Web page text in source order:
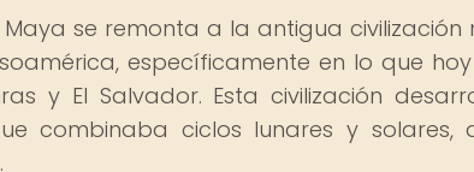
Maya se remonta a la antigua
específicamente en lo que
y El Salvador. Esta civilización
combinaba ciclos lunares y